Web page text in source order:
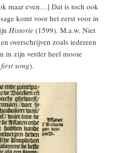
maar even…] Dat is toch ook
komt voor het eerst voor in
Historie (1599). M.a.w. Niet
overschrijven zoals iedereen
in zijn verder heel mooie
song).